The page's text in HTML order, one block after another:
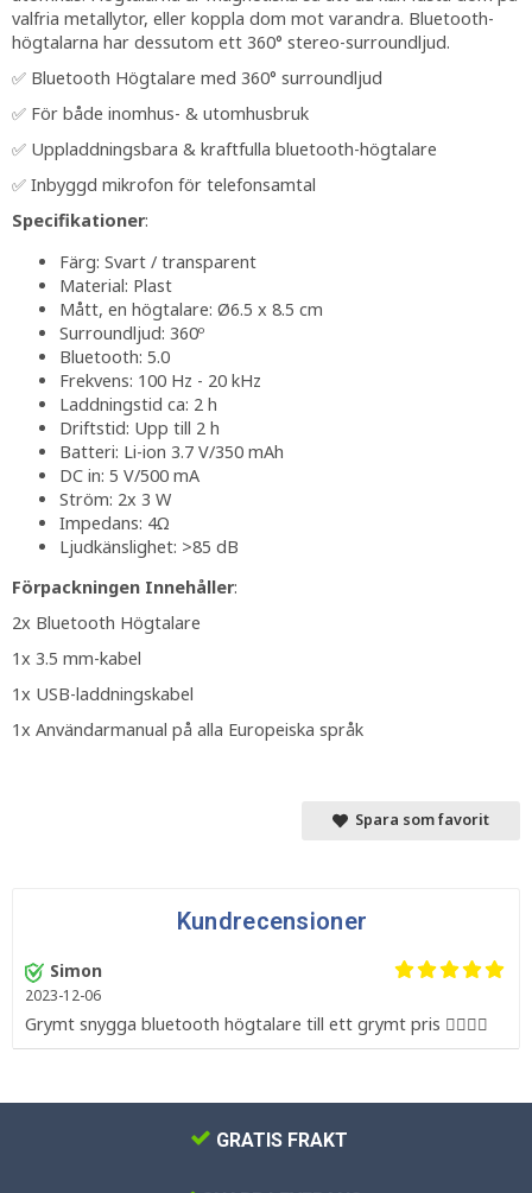
valfria metallytor, eller koppla dom mot varandra. Bluetooth-
högtalarna har dessutom ett 360° stereo-surroundljud.
✅ Bluetooth Högtalare med 360° surroundljud
✅ För både inomhus- & utomhusbruk
✅ Uppladdningsbara & kraftfulla bluetooth-högtalare
✅ Inbyggd mikrofon för telefonsamtal
Specifikationer:
Färg: Svart / transparent
Material: Plast
Mått, en högtalare: Ø6.5 x 8.5 cm
Surroundljud: 360º
Bluetooth: 5.0
Frekvens: 100 Hz - 20 kHz
Laddningstid ca: 2 h
Driftstid: Upp till 2 h
Batteri: Li-ion 3.7 V/350 mAh
DC in: 5 V/500 mA
Ström: 2x 3 W
Impedans: 4Ω
Ljudkänslighet: >85 dB
Förpackningen Innehåller:
2x Bluetooth Högtalare
1x 3.5 mm-kabel
1x USB-laddningskabel
1x Användarmanual på alla Europeiska språk
Spara som favorit
Kundrecensioner
Simon
2023-12-06
Grymt snygga bluetooth högtalare till ett grymt pris 👍🏻👍🏻
GRATIS FRAKT